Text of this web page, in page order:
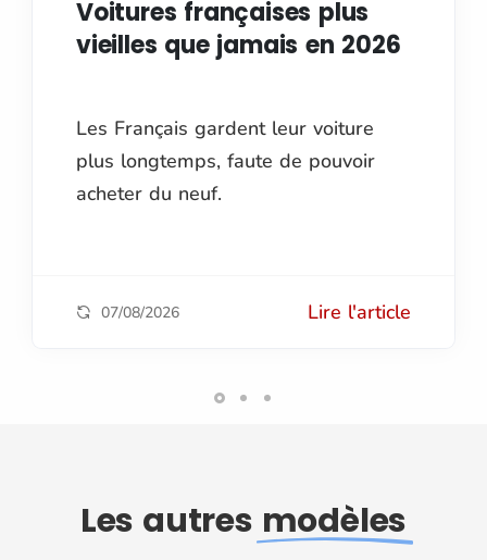
Voitures françaises plus
vieilles que jamais en 2026
Les Français gardent leur voiture
plus longtemps, faute de pouvoir
acheter du neuf.
07/08/2026 Lire l'article
Les autres modèles